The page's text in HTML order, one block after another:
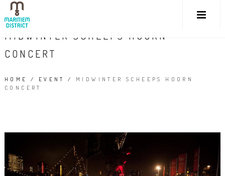
MIDWINTER SCHEEPS HOORN
CONCERT
HOME / EVENT / MIDWINTER SCHEEPS HOORN
CONCERT